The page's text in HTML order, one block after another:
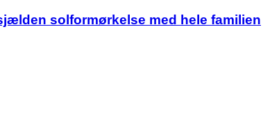
solformørkelse med hele familien